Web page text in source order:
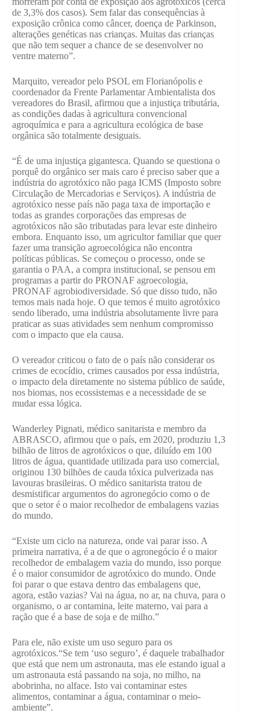
de 3,3% dos casos). Sem falar das consequências à
exposição crônica como câncer, doença de Parkinson,
alterações genéticas nas crianças. Muitas das crianças
que não tem sequer a chance de se desenvolver no
ventre materno”.
Marquito, vereador pelo PSOL em Florianópolis e
coordenador da Frente Parlamentar Ambientalista dos
vereadores do Brasil, afirmou que a injustiça tributária,
as condições dadas à agricultura convencional
agroquímica e para a agricultura ecológica de base
orgânica são totalmente desiguais.
“É de uma injustiça gigantesca. Quando se questiona o
porquê do orgânico ser mais caro é preciso saber que a
indústria do agrotóxico não paga ICMS (Imposto sobre
Circulação de Mercadorias e Serviços). A indústria de
agrotóxico nesse país não paga taxa de importação e
todas as grandes corporações das empresas de
agrotóxicos não são tributadas para levar este dinheiro
embora. Enquanto isso, um agricultor familiar que quer
fazer uma transição agroecológica não encontra
políticas públicas. Se começou o processo, onde se
garantia o PAA, a compra institucional, se pensou em
programas a partir do PRONAF agroecologia,
PRONAF agrobiodiversidade. Só que disso tudo, não
temos mais nada hoje. O que temos é muito agrotóxico
sendo liberado, uma indústria absolutamente livre para
praticar as suas atividades sem nenhum compromisso
com o impacto que ela causa.
O vereador criticou o fato de o país não considerar os
crimes de ecocídio, crimes causados por essa indústria,
o impacto dela diretamente no sistema público de saúde,
nos biomas, nos ecossistemas e a necessidade de se
mudar essa lógica.
Wanderley Pignati, médico sanitarista e membro da
ABRASCO, afirmou que o país, em 2020, produziu 1,3
bilhão de litros de agrotóxicos o que, diluído em 100
litros de água, quantidade utilizada para uso comercial,
originou 130 bilhões de cauda tóxica pulverizada nas
lavouras brasileiras. O médico sanitarista tratou de
desmistificar argumentos do agronegócio como o de
que o setor é o maior recolhedor de embalagens vazias
do mundo.
“Existe um ciclo na natureza, onde vai parar isso. A
primeira narrativa, é a de que o agronegócio é o maior
recolhedor de embalagem vazia do mundo, isso porque
é o maior consumidor de agrotóxico do mundo. Onde
foi parar o que estava dentro das embalagens que,
agora, estão vazias? Vai na água, no ar, na chuva, para o
organismo, o ar contamina, leite materno, vai para a
ração que é a base de soja e de milho.”
Para ele, não existe um uso seguro para os
agrotóxicos.“Se tem ‘uso seguro’, é daquele trabalhador
que está que nem um astronauta, mas ele estando igual a
um astronauta está passando na soja, no milho, na
abobrinha, no alface. Isto vai contaminar estes
alimentos, contaminar a água, contaminar o meio-
ambiente”.